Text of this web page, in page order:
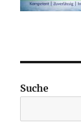
Suche